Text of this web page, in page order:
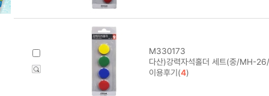
M330173
다산)강력자석홀더 세트(중/MH-
이용후기(4)